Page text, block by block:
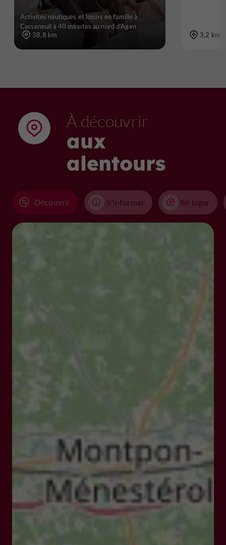
Activités nautiques et loisirs en famille à
Casseneuil à 40 minutes au nord d’Agen
38,8 km
3,2 km
À découvrir
aux
alentours
Découvrir S'informer Se loger